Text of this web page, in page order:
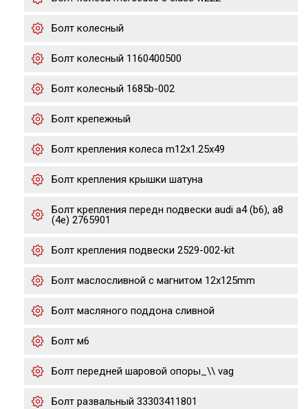
Болт колесный
Болт колесный 1160400500
Болт колесный 1685b-002
Болт крепежный
Болт крепления колеса m12x1.25x49
Болт крепления крышки шатуна
Болт крепления передн подвески audi a4 (b6), a8
(4e) 2765901
Болт крепления подвески 2529-002-kit
Болт маслосливной с магнитом 12х125mm
Болт масляного поддона сливной
Болт м6
Болт передней шаровой опоры_\\ vag
Болт развальный 33303411801